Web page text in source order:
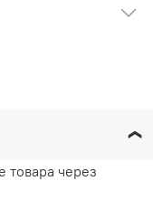
товара через